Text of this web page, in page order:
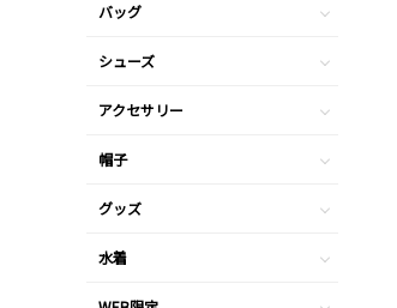
バッグ
シューズ
アクセサリー
帽子
グッズ
水着